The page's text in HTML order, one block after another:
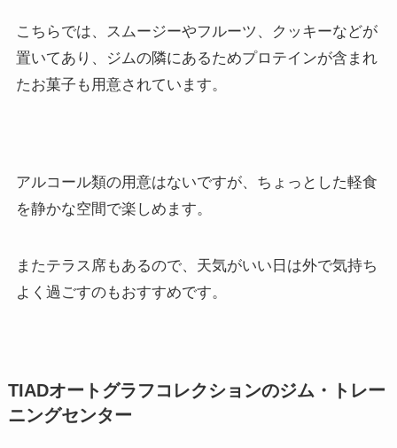
こちらでは、スムージーやフルーツ、クッキーなどが
置いてあり、ジムの隣にあるためプロテインが含まれ
たお菓子も用意されています。
アルコール類の用意はないですが、ちょっとした軽食
を静かな空間で楽しめます。
またテラス席もあるので、天気がいい日は外で気持ち
よく過ごすのもおすすめです。
TIADオートグラフコレクションのジム・トレー
ニングセンター